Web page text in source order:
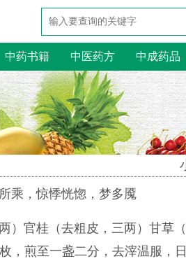
中药书籍 中医药方 中成药品
乘，惊悸恍惚，梦多魇
）官桂（去粗皮，三两）甘草
，煎至一盏二分，去滓温服，